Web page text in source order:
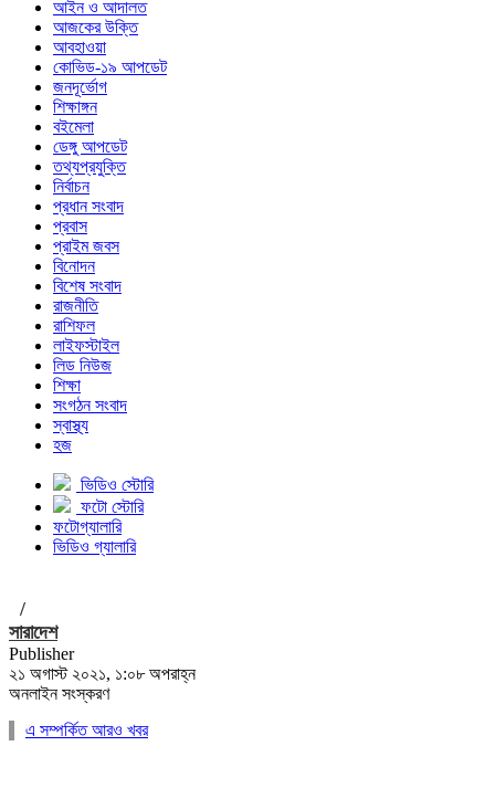
আইন ও আদালত
আজকের উক্তি
আবহাওয়া
কোভিড-১৯ আপডেট
জনদূর্ভোগ
শিক্ষাঙ্গন
বইমেলা
ডেঙ্গু আপডেট
তথ্যপ্রযুক্তি
নির্বাচন
প্রধান সংবাদ
প্রবাস
প্রাইম জবস
বিনোদন
বিশেষ সংবাদ
রাজনীতি
রাশিফল
লাইফস্টাইল
লিড নিউজ
শিক্ষা
সংগঠন সংবাদ
স্বাস্থ্য
হজ
ভিডিও স্টোরি
ফটো স্টোরি
ফটোগ্যালারি
ভিডিও গ্যালারি
/
সারাদেশ
Publisher
২১ অগাস্ট ২০২১, ১:০৮ অপরাহ্ন
অনলাইন সংস্করণ
এ সম্পর্কিত আরও খবর